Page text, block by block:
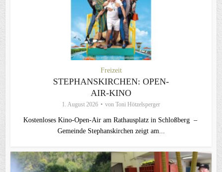
Freizeit
STEPHANSKIRCHEN: OPEN-
AIR-KINO
1. August 2026 von Toni Hötzelsperger
Kostenloses Kino-Open-Air am Rathausplatz in Schloßberg –
Gemeinde Stephanskirchen zeigt am...